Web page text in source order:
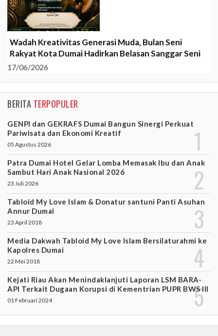
Wadah Kreativitas Generasi Muda, Bulan Seni
Rakyat Kota Dumai Hadirkan Belasan Sanggar Seni
17/06/2026
BERITA TERPOPULER
GENPI dan GEKRAFS Dumai Bangun Sinergi Perkuat
Pariwisata dan Ekonomi Kreatif
05 Agustus 2026
Patra Dumai Hotel Gelar Lomba Memasak Ibu dan Anak
Sambut Hari Anak Nasional 2026
23 Juli 2026
Tabloid My Love Islam & Donatur santuni Panti Asuhan
Annur Dumai
23 April 2018
Media Dakwah Tabloid My Love Islam Bersilaturahmi ke
Kapolres Dumai
22 Mei 2018
Kejati Riau Akan Menindaklanjuti Laporan LSM BARA-
API Terkait Dugaan Korupsi di Kementrian PUPR BWS III
01 Februari 2024